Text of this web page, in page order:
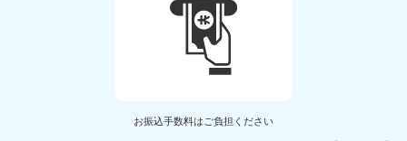
お振込手数料はご負担ください